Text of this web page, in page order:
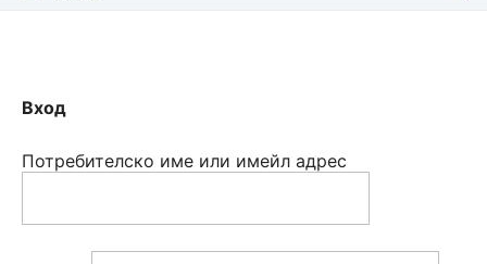
Вход
Потребителско име или имейл адрес